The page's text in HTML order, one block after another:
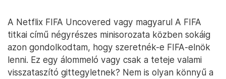
A Netflix FIFA Uncovered vagy magyarul A FIFA
titkai című négyrészes minisorozata közben sokáig
azon gondolkodtam, hogy szeretnék-e FIFA-elnök
lenni. Ez egy álommeló vagy csak a teteje valami
visszataszító gittegyletnek? Nem is olyan könnyű a